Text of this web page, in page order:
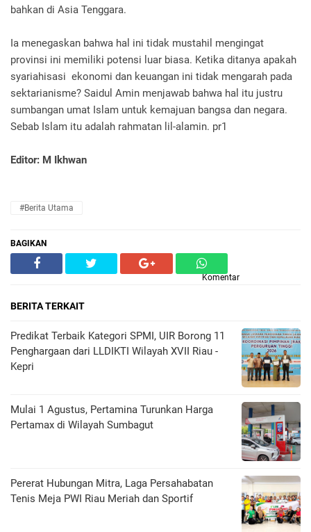
bahkan di Asia Tenggara.
Ia menegaskan bahwa hal ini tidak mustahil mengingat
provinsi ini memiliki potensi luar biasa. Ketika ditanya apakah
syariahisasi ekonomi dan keuangan ini tidak mengarah pada
sektarianisme? Saidul Amin menjawab bahwa hal itu justru
sumbangan umat Islam untuk kemajuan bangsa dan negara.
Sebab Islam itu adalah rahmatan lil-alamin. pr1
Editor: M Ikhwan
#Berita Utama
BAGIKAN
Komentar
BERITA TERKAIT
Predikat Terbaik Kategori SPMI, UIR Borong 11
Penghargaan dari LLDIKTI Wilayah XVII Riau -
Kepri
Mulai 1 Agustus, Pertamina Turunkan Harga
Pertamax di Wilayah Sumbagut
Pererat Hubungan Mitra, Laga Persahabatan
Tenis Meja PWI Riau Meriah dan Sportif